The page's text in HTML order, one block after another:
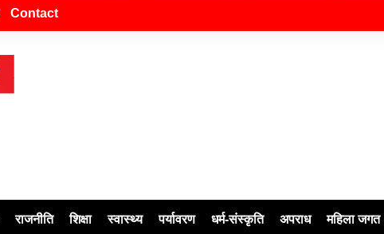
Contact
राजनीति शिक्षा स्वास्थ्य पर्यावरण धर्म-संस्कृति अपराध महिला जगत